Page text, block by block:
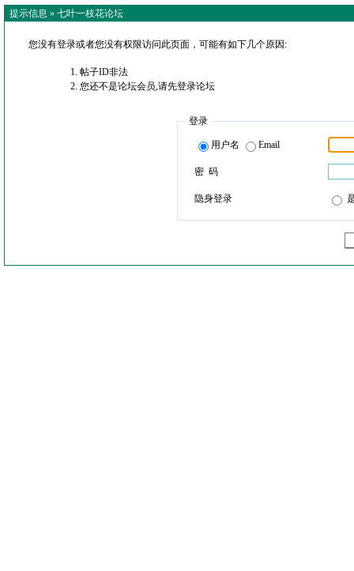
提示信息 » 七叶一枝花论坛
您没有登录或者您没有权限访问此页面，可能有如下几个原因:
帖子ID非法
您还不是论坛会员,请先登录论坛
登录
用户名 Email
密 码
隐身登录